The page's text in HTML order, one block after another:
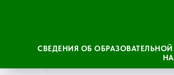
СВЕДЕНИЯ ОБ